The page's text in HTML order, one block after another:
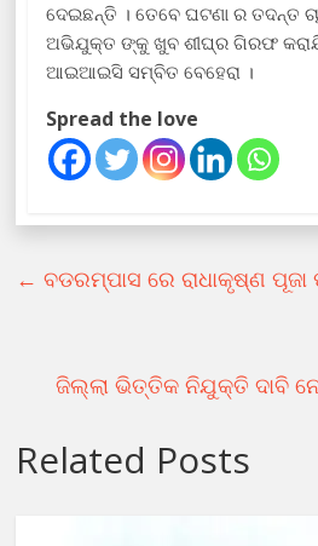
ଦେଇଛନ୍ତି । ତେବେ ଘଟଣା ର ତଦନ୍ତ
ଅଭିଯୁକ୍ତ ଙ୍କୁ ଖୁବ ଶୀଘ୍ର ଗିରଫ
ଆଇଆଇସି ସମ୍ବିତ ବେହେରା ।
Spread the love
← ବଡରମ୍ପାସ ରେ ରାଧାକୃଷ୍ଣ
ଜିଲ୍ଲା ଭିତ୍ତିକ ନିଯୁକ୍ତି ଦାବି
Related Posts